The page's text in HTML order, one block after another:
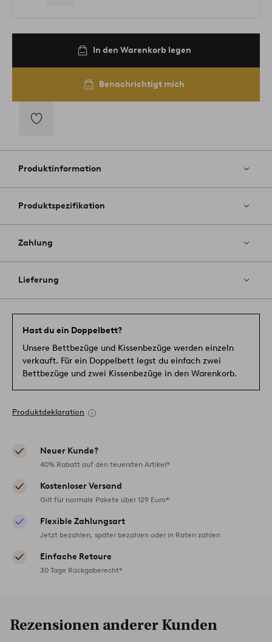
In den Warenkorb legen
Benachrichtigt mich
Favoriten
hinzufügen
Produktinformation
Produktspezifikation
Zahlung
Lieferung
Hast du ein Doppelbett?
Unsere Bettbezüge und Kissenbezüge werden einzeln
verkauft. Für ein Doppelbett legst du einfach zwei
Bettbezüge und zwei Kissenbezüge in den Warenkorb.
Produktdeklaration
Neuer Kunde?
40% Rabatt auf den teuersten Artikel*
Kostenloser Versand
Gilt für normale Pakete über 129 Euro*
Flexible Zahlungsart
Jetzt bezahlen, später bezahlen oder in Raten zahlen
Einfache Retoure
30 Tage Rückgaberecht*
Rezensionen anderer Kunden